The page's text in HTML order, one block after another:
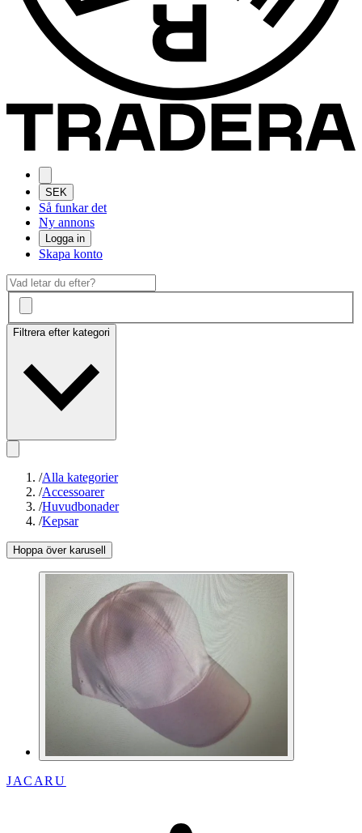
SEK
Så funkar det
Ny annons
Logga in
Skapa konto
Filtrera efter kategori
/Alla kategorier
/Accessoarer
/Huvudbonader
/Kepsar
Hoppa över karusell
JACARU